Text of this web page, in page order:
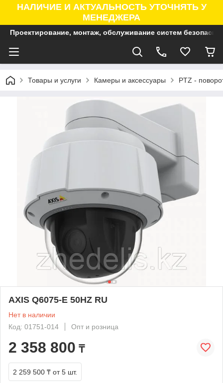
НАЛИЧИЕ И АКТУАЛЬНОСТЬ УТОЧНЯТЬ У
МЕНЕДЖЕРА
Проектирование, монтаж, обслуживание систем
Товары и услуги Камеры и аксессуары PTZ -
AXIS Q6075-E 50HZ RU
Нет в наличии
Код: 01751-014
Опт и розница
2 358 800 ₸
2 259 500 ₸ от 5 шт.